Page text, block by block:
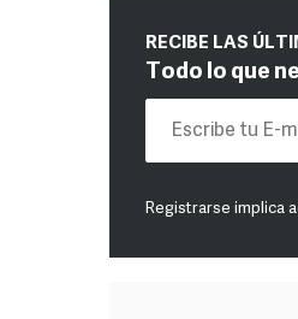
RECIBE LAS
Todo lo que
Registrarse implica